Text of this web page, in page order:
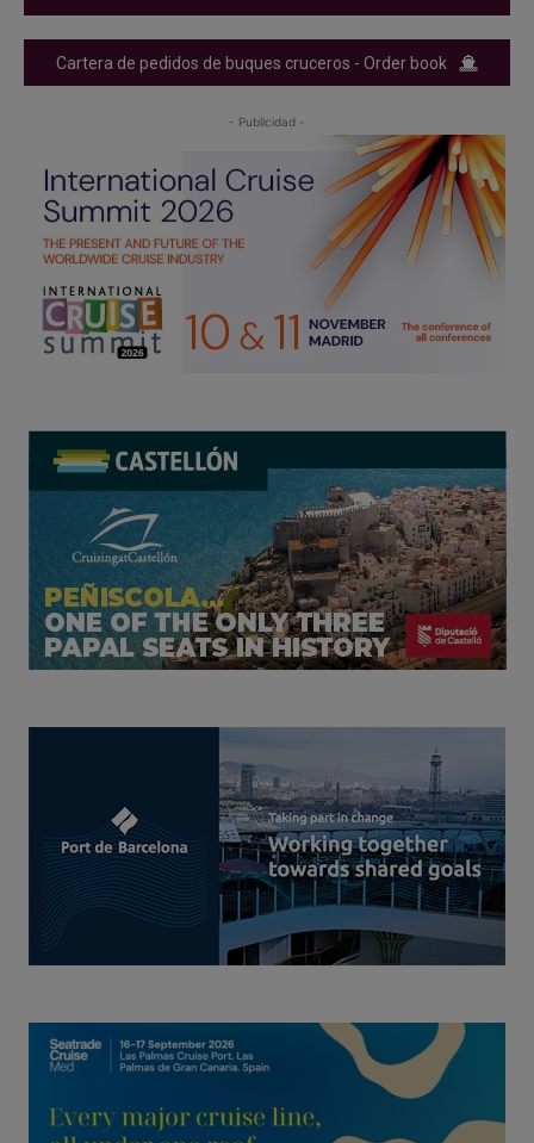
Cartera de pedidos de buques cruceros - Order book
- Publicidad -